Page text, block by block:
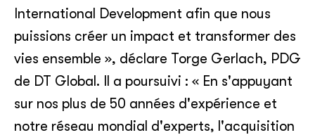
International Development afin que nous
puissions créer un impact et transformer des
vies ensemble », déclare Torge Gerlach, PDG
de DT Global. Il a poursuivi : « En s'appuyant
sur nos plus de 50 années d'expérience et
notre réseau mondial d'experts, l'acquisition